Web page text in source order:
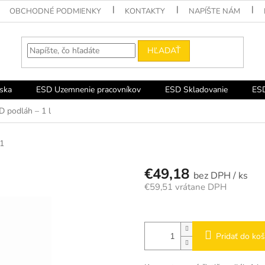
OBCHODNÉ PODMIENKY KONTAKTY NAPÍŠTE NÁM
HĽADAŤ
ESD Uzemnenie pracovníkov ESD Skladovanie
podláh – 1 l
€49,18 / ks
€59,51 vrátane DPH
Pridať do